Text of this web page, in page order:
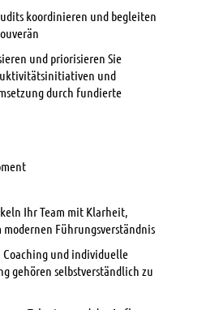
koordinieren und begleiten
und priorisieren Sie
und
durch fundierte
Ihr Team mit Klarheit,
Führungsverständnis
Coaching und individuelle
gehören selbstverständlich zu